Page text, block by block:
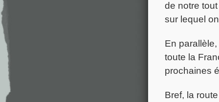
de notre
sur lequel
En
toute la
prochaines
Bref, la